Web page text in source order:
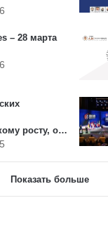
– 28 марта
росту, от
Показать больше